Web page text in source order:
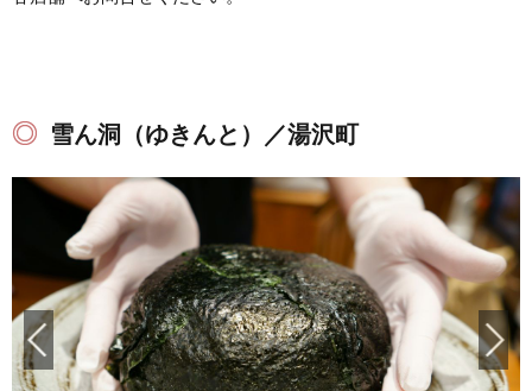
雪ん洞（ゆきんと）／湯沢町